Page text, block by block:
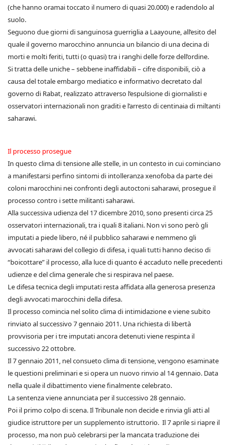
(che hanno oramai toccato il numero di quasi 20.000) e radendolo al
suolo.
Seguono due giorni di sanguinosa guerriglia a Laayoune, all’esito del
quale il governo marocchino annuncia un bilancio di una decina di
morti e molti feriti, tutti (o quasi) tra i ranghi delle forze dell’ordine.
Si tratta delle uniche – sebbene inaffidabili – cifre disponibili, ciò a
causa del totale embargo mediatico e informativo decretato dal
governo di Rabat, realizzato attraverso l’espulsione di giornalisti e
osservatori internazionali non graditi e l’arresto di centinaia di miltanti
saharawi.
Il processo prosegue
In questo clima di tensione alle stelle, in un contesto in cui cominciano
a manifestarsi perfino sintomi di intolleranza xenofoba da parte dei
coloni marocchini nei confronti degli autoctoni saharawi, prosegue il
processo contro i sette militanti saharawi.
Alla successiva udienza del 17 dicembre 2010, sono presenti circa 25
osservatori internazionali, tra i quali 8 italiani. Non vi sono però gli
imputati a piede libero, né il pubblico saharawi e nemmeno gli
avvocati saharawi del collegio di difesa, i quali tutti hanno deciso di
“boicottare” il processo, alla luce di quanto é accaduto nelle precedenti
udienze e del clima generale che si respirava nel paese.
Le difesa tecnica degli imputati resta affidata alla generosa presenza
degli avvocati marocchini della difesa.
Il processo comincia nel solito clima di intimidazione e viene subito
rinviato al successivo 7 gennaio 2011. Una richiesta di libertà
provvisoria per i tre imputati ancora detenuti viene respinta il
successivo 22 ottobre.
Il 7 gennaio 2011, nel consueto clima di tensione, vengono esaminate
le questioni preliminari e si opera un nuovo rinvio al 14 gennaio. Data
nella quale il dibattimento viene finalmente celebrato.
La sentenza viene annunciata per il successivo 28 gennaio.
Poi il primo colpo di scena. Il Tribunale non decide e rinvia gli atti al
giudice istruttore per un supplemento istruttorio. Il 7 aprile si riapre il
processo, ma non può celebrarsi per la mancata traduzione dei